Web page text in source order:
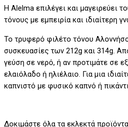
Η Alelma επιλέγει και μαγειρεύει
τόνους με εμπειρία και ιδιαίτερη
To τρυφερό φιλέτο τόνου
συσκευασίες των 212g και 314g.
γεύση σε νερό, ή αν προτιμάτε σε
ελαιόλαδο ή ηλιέλαιο. Για μια
καπνιστό με φυσικό καπνό ή
Δοκιμάστε όλα τα εκλεκτά